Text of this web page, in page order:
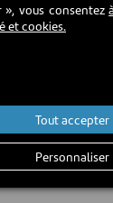
Ajouter au
», vous consentez
et cookies.
Personnaliser
Tout accepter